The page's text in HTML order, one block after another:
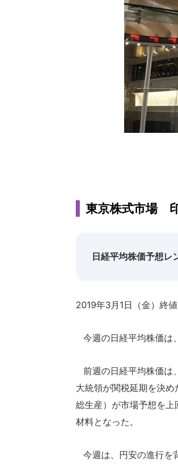
東京株式市場
日経平均株価予想
2019年3月1日（金）終
今週の日経平均株価は
前週の日経平均株価は
大統領が関税延期を決
総生産）が市場予想を
材料となった。
今週は、円安の進行を